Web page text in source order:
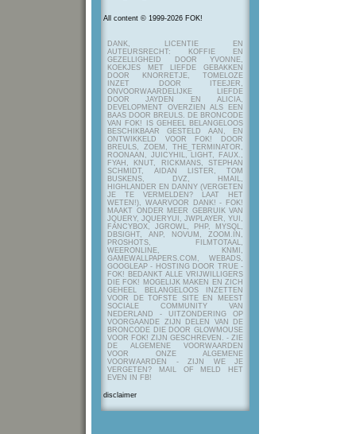
All content © 1999-2026 FOK!
DANK, LICENTIE EN
AUTEURSRECHT: KOFFIE EN
GEZELLIGHEID DOOR YVONNE,
KOEKJES MET LIEFDE GEBAKKEN
DOOR KNORRETJE, TOMELOZE
INZET DOOR ITEEJER,
ONVOORWAARDELIJKE LIEFDE
DOOR JAYDEN EN ALICIA,
DEVELOPMENT OVERZIEN ALS EEN
BAAS DOOR BREULS. DE BRONCODE
VAN FOK! IS GEHEEL BELANGELOOS
BESCHIKBAAR GESTELD AAN, EN
ONTWIKKELD VOOR FOK! DOOR
BREULS, ZOEM, THE_TERMINATOR,
ROONAAN, JUICYHIL, LIGHT, FAUX.,
FYAH, KNUT, RICKMANS, STEPHAN
SCHMIDT, AIDAN LISTER, TOM
BUSKENS, DVZ, HMAIL,
HIGHLANDER EN DANNY (VERGETEN
JE TE VERMELDEN? LAAT HET
WETEN!), WAARVOOR DANK! - FOK!
MAAKT ONDER MEER GEBRUIK VAN
JQUERY, JQUERYUI, JWPLAYER, YUI,
FANCYBOX, JGROWL, PHP, MYSQL,
DBSIGHT, ANP, NOVUM, ZOOM.IN,
PROSHOTS, FILMTOTAAL,
WEERONLINE, KNMI,
GAMEWALLPAPERS.COM, WEBADS,
GOOGLEAP - HOSTING DOOR TRUE -
FOK! BEDANKT ALLE VRIJWILLIGERS
DIE FOK! MOGELIJK MAKEN EN ZICH
GEHEEL BELANGELOOS INZETTEN
VOOR DE TOFSTE SITE EN MEEST
SOCIALE COMMUNITY VAN
NEDERLAND - UITZONDERING OP
VOORGAANDE ZIJN DELEN VAN DE
BRONCODE DIE DOOR GLOWMOUSE
VOOR FOK! ZIJN GESCHREVEN. - ZIE
DE ALGEMENE VOORWAARDEN
VOOR ONZE ALGEMENE
VOORWAARDEN - ZIJN WE JE
VERGETEN? MAIL OF MELD HET
EVEN IN FB!
disclaimer